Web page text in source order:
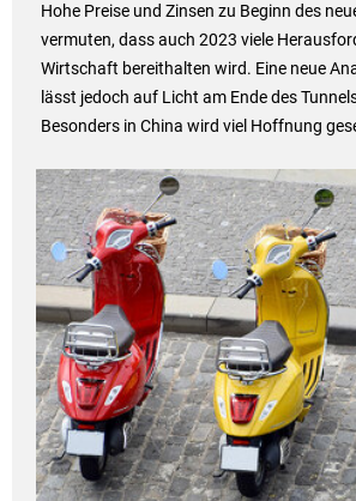
Hohe Preise und Zinsen zu Beginn des
vermuten, dass auch 2023 viele
Wirtschaft bereithalten wird. Eine neue
lässt jedoch auf Licht am Ende des
Besonders in China wird viel Hoffnung